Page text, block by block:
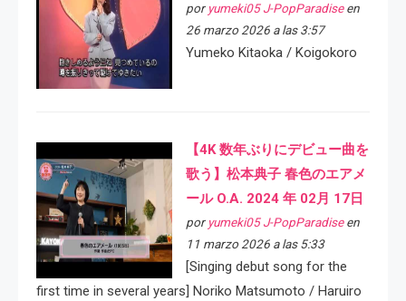
por yumeki05 J-PopParadiseen
26 marzo 2026 a las 3:57
Yumeko Kitaoka / Koigokoro
【4K 数年ぶりにデビュー曲を
歌う】松本典子 春色のエアメ
ール O.A. 2024 年 02月 17日
por yumeki05 J-PopParadiseen
11 marzo 2026 a las 5:33
[Singing debut song for the
first time in several years] Noriko Matsumoto / Haruiro